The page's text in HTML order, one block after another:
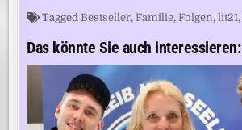
Tagged Bestseller,Familie,Folgen,lit21,
Das könnte Sie auch interessieren: